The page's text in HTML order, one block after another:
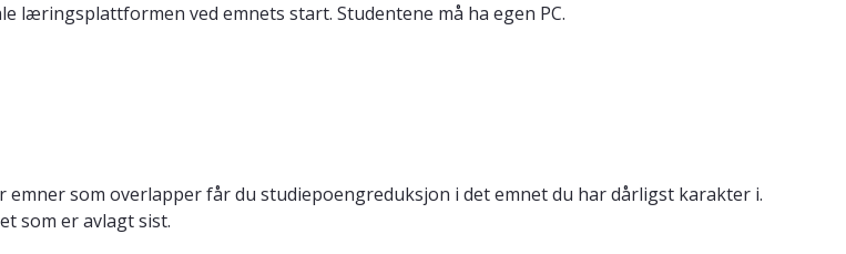
læringsplattformen ved emnets start. Studentene må ha egen PC.
som overlapper får du studiepoengreduksjon i det emnet du har dårligst karakter i.
som er avlagt sist.